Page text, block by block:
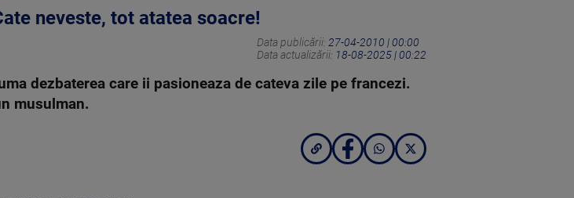
neveste, tot atatea soacre!
Data publicării: 27-04-2010 | 00:00
Data actualizării: 18-08-2025 | 00:22
dezbaterea care ii pasioneaza de cateva zile pe francezi.
musulman.